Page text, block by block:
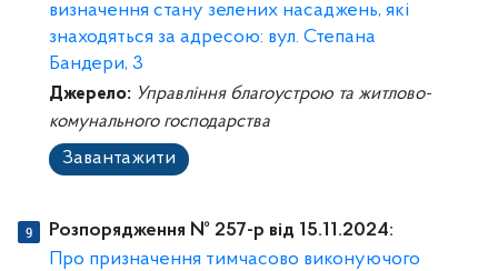
визначення стану зелених насаджень, які
знаходяться за адресою: вул. Степана
Бандери, 3
Джерело: Управління благоустрою та житлово-
комунального господарства
Завантажити
Розпорядження № 257-p від 15.11.2024:
Про призначення тимчасово виконуючого